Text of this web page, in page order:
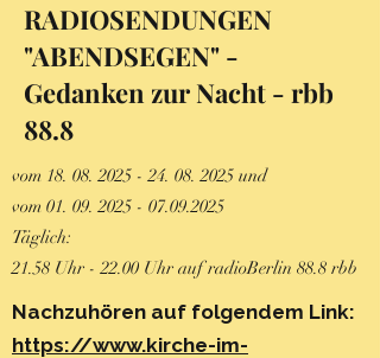
RADIOSENDUNGEN
"ABENDSEGEN" -
Gedanken zur Nacht - rbb
88.8
vom 18. 08. 2025 - 24. 08. 2025 und
vom 01. 09.2025 - 07.09.2025
Täglich:
21.58 Uhr - 22.00 Uhr auf radioBerlin 88.8 rbb
Nachzuhören auf folgendem Link:
https://www.kirche-im-